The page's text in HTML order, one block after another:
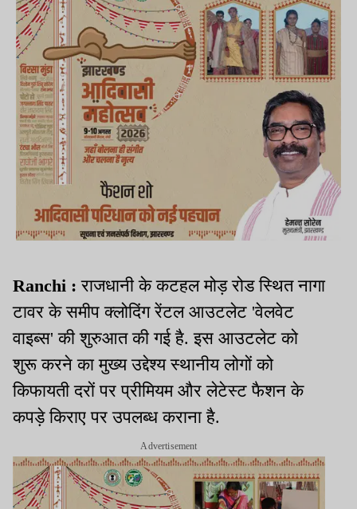
Ranchi :राजधानी के कटहल मोड़ रोड स्थित नागा
टावर के समीप क्लोदिंग रेंटल आउटलेट 'वेलवेट
वाइब्स' की शुरुआत की गई है. इस आउटलेट को
शुरू करने का मुख्य उद्देश्य स्थानीय लोगों को
किफायती दरों पर प्रीमियम और लेटेस्ट फैशन के
कपड़े किराए पर उपलब्ध कराना है.
Advertisement